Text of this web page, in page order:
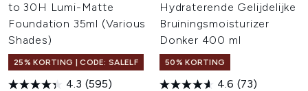
to 30H Lumi-Matte
Foundation 35ml (Various
Shades)
25% KORTING | CODE: SALELF
4.3 (595)
Hydraterende Gelijdelijke
Bruiningsmoisturizer
Donker 400 ml
50% KORTING
4.6 (73)